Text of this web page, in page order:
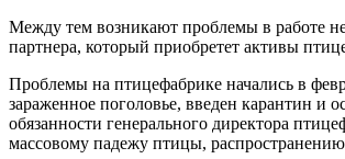
Между тем возникают проблемы в работе
партнера, который приобретет активы
Проблемы на птицефабрике начались в
зараженное поголовье, введен карантин и
обязанности генерального директора
массовому падежу птицы,